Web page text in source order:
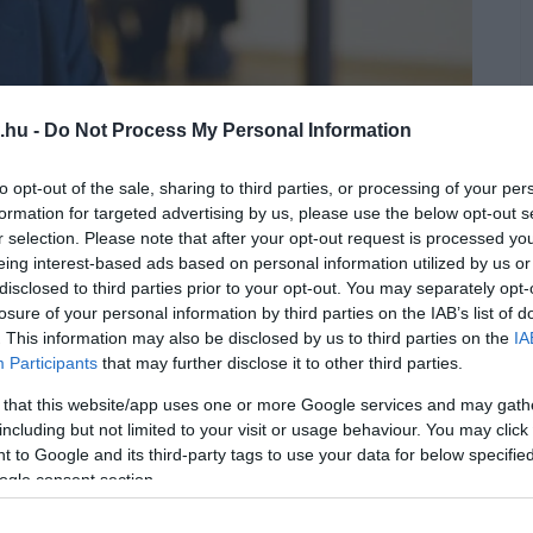
- Do Not Process My Personal Information
opt-out of the sale, sharing to third parties, or processing of your
for targeted advertising by us, please use the below opt-out
selection. Please note that after your opt-out request is processed
interest-based ads based on personal information utilized by us
to third parties prior to your opt-out. You may separately
of your personal information by third parties on the IAB’s list of
This information may also be disclosed by us to third parties on the
Participants that may further disclose it to other third parties.
that this website/app uses one or more Google services and may
but not limited to your visit or usage behaviour. You may
to Google and its third-party tags to use your data for below
consent section.
az egri közélet romba dőlne
azadatmegtagadási botrány
aki a kiszivárgott hangfelvétel
ő maga nem tartja be a jogszabályokat,
neki is sokat kellett küzdenie egy-
van, hogy ő is megteheti, mi több,
nem járja szerinte, hogy 200 embert
jelölő szervezetét elhallgatta (Domán
az adatkérést nemcsak, hogy